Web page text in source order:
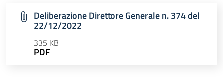
Deliberazione Direttore Generale n. 374 del
22/12/2022
335 KB
PDF